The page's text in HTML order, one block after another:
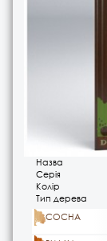
Назва
Серія
Колір
Тип дерева
СОСНА